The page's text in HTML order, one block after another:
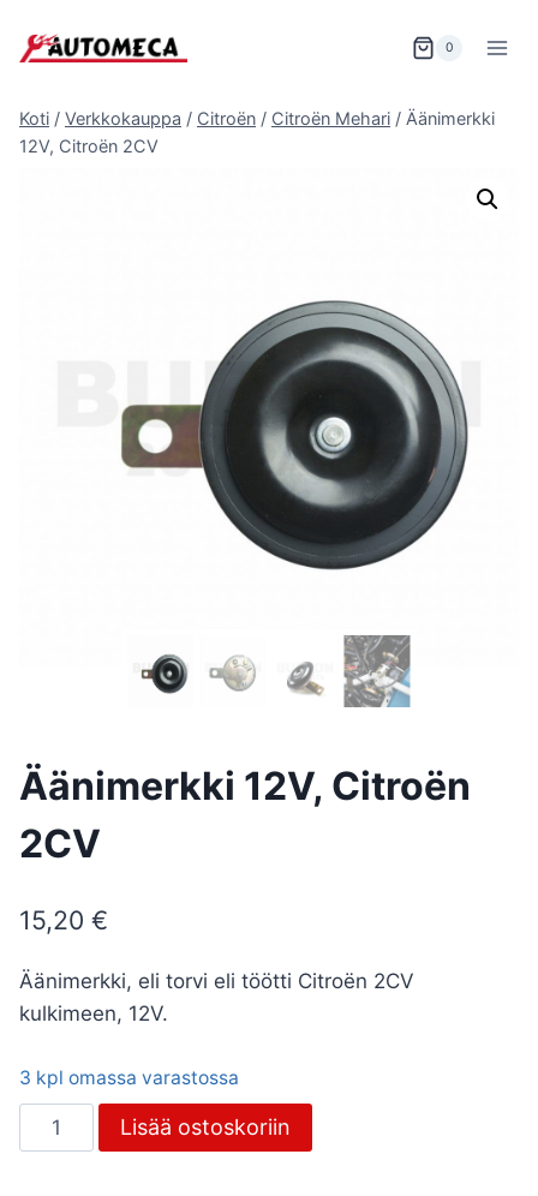
sisältöön
0
Koti / Verkkokauppa / Citroën / Citroën Mehari / Äänimerkki
12V, Citroën 2CV
Äänimerkki 12V, Citroën
2CV
15,20 €
Äänimerkki, eli torvi eli töötti Citroën 2CV
kulkimeen, 12V.
3 kpl omassa varastossa
Äänimerkki
12V,
Lisää ostoskoriin